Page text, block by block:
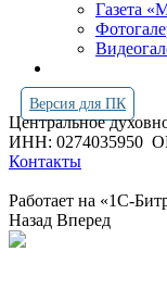
Газета
Версия для ПК
Центральное
ИНН: 0274035950
Контакты
Работает на «1С-
Назад Вперед